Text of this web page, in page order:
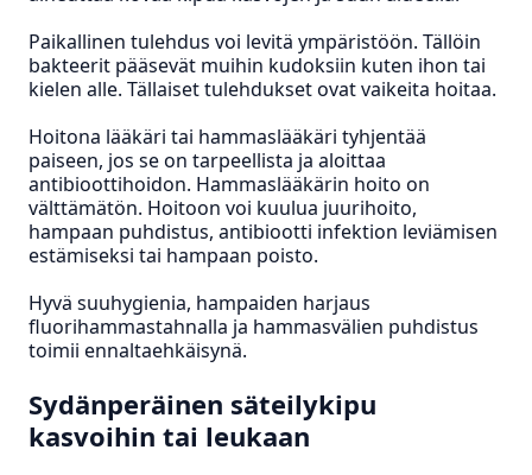
Paikallinen tulehdus voi levitä ympäristöön. Tällöin
bakteerit pääsevät muihin kudoksiin kuten ihon tai
kielen alle. Tällaiset tulehdukset ovat vaikeita hoitaa.
Hoitona lääkäri tai hammaslääkäri tyhjentää
paiseen, jos se on tarpeellista ja aloittaa
antibioottihoidon. Hammaslääkärin hoito on
välttämätön. Hoitoon voi kuulua juurihoito,
hampaan puhdistus, antibiootti infektion leviämisen
estämiseksi tai hampaan poisto.
Hyvä suuhygienia, hampaiden harjaus
fluorihammastahnalla ja hammasvälien puhdistus
toimii ennaltaehkäisynä.
Sydänperäinen säteilykipu
kasvoihin tai leukaan